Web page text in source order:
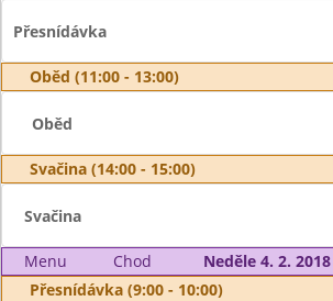
Přesnídávka
Oběd (11:00 - 13:00)
Oběd
Svačina (14:00 - 15:00)
Svačina
Menu Chod
Neděle 4. 2. 2018
Přesnídávka (9:00 - 10:00)